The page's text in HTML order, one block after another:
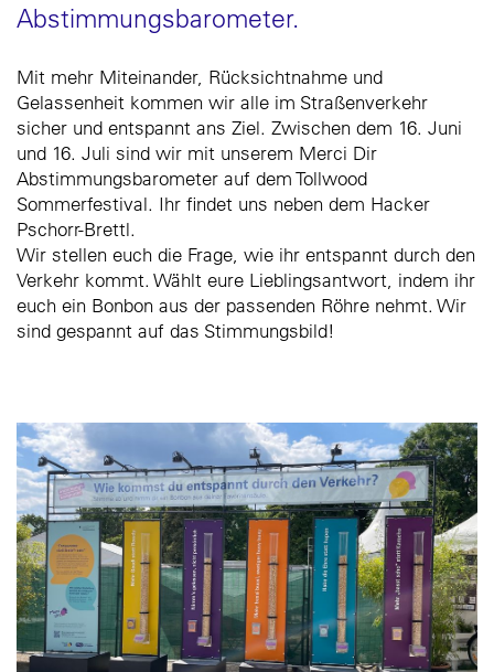
Abstimmungsbarometer.
Mit mehr Miteinander, Rücksichtnahme und
Gelassenheit kommen wir alle im Straßenverkehr
sicher und entspannt ans Ziel. Zwischen dem 16. Juni
und 16. Juli sind wir mit unserem Merci Dir
Abstimmungsbarometer auf dem Tollwood
Sommerfestival. Ihr findet uns neben dem Hacker
Pschorr-Brettl.
Wir stellen euch die Frage, wie ihr entspannt durch den
Verkehr kommt. Wählt eure Lieblingsantwort, indem ihr
euch ein Bonbon aus der passenden Röhre nehmt. Wir
sind gespannt auf das Stimmungsbild!